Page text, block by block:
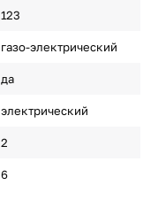
123
газо-электрический
да
электрический
2
6